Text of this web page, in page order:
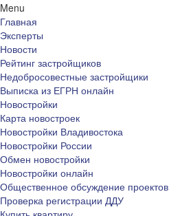
Menu
Главная
Эксперты
Новости
Рейтинг застройщиков
Недобросовестные застройщики
Выписка из ЕГРН онлайн
Новостройки
Карта новостроек
Новостройки Владивостока
Новостройки России
Обмен новостройки
Новостройки онлайн
Общественное обсуждение проектов
Проверка регистрации ДДУ